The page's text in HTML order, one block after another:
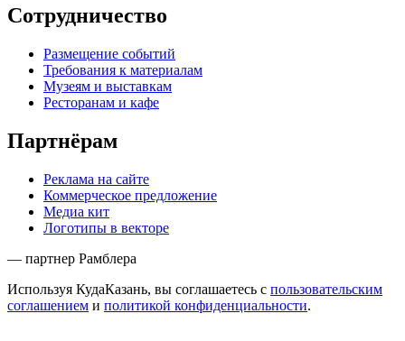
Сотрудничество
Размещение событий
Требования к материалам
Музеям и выставкам
Ресторанам и кафе
Партнёрам
Реклама на сайте
Коммерческое предложение
Медиа кит
Логотипы в векторе
— партнер Рамблера
Используя КудаКазань, вы соглашаетесь с пользовательским
соглашением и политикой конфиденциальности.